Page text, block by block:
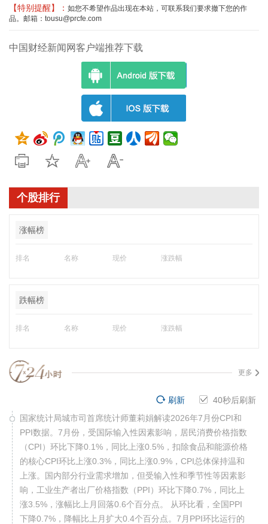
【特别提醒】： 如您不希望作品出现在本站，可联系我们要求撤下您的作
品。邮箱：tousu@prcfe.com
中国财经新闻网客户端推荐下载
个股排行
涨幅榜
排名 名称 现价 涨跌幅
跌幅榜
排名 名称 现价 涨跌幅
更多
39秒后刷新
刷新
国家统计局城市司首席统计师董莉娟解读2026年7月份CPI和
PPI数据。7月份，受国际输入性因素影响，居民消费价格指数
（CPI）环比下降0.1%，同比上涨0.5%，扣除食品和能源价格
的核心CPI环比上涨0.3%，同比上涨0.9%，CPI总体保持温和
上涨。国内部分行业需求增加，但受输入性和季节性等因素影
响，工业生产者出厂价格指数（PPI）环比下降0.7%，同比上
涨3.5%，涨幅比上月回落0.6个百分点。 从环比看，全国PPI
下降0.7%，降幅比上月扩大0.4个百分点。7月PPI环比运行的